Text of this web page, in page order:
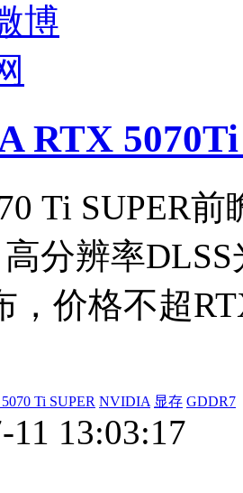
博
RTX
Ti SUPER
分辨率
，价格不超
Ti SUPER NVIDIA 显存 GDDR7
11 13:03:17